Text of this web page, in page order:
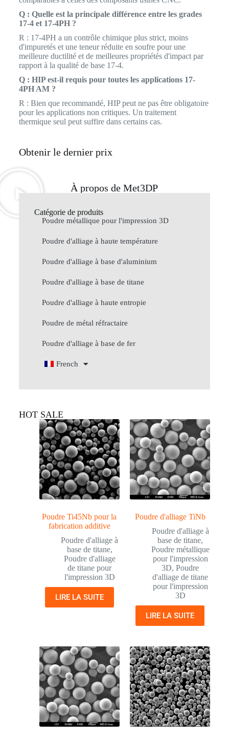
Q : Quelle est la principale différence entre les grades
17-4 et 17-4PH ?
R : 17-4PH a un contrôle chimique plus strict, moins
d'impuretés et une teneur réduite en soufre pour une
meilleure ductilité et de meilleures propriétés d'impact par
rapport à la qualité de base 17-4.
Q : HIP est-il requis pour toutes les applications 17-
4PH AM ?
R : Bien que recommandé, HIP peut ne pas être obligatoire
pour les applications non critiques. Un traitement
thermique seul peut suffire dans certains cas.
Obtenir le dernier prix
À propos de Met3DP
Catégorie de produits
Poudre métallique pour l'impression 3D
Poudre d'alliage à haute température
Poudre d'alliage à base d'aluminium
Poudre d'alliage à base de titane
Poudre d'alliage à haute entropie
Poudre de métal réfractaire
Poudre d'alliage à base de fer
French
HOT SALE
Poudre Ti45Nb pour la
fabrication additive
Poudre d'alliage à
base de titane,
Poudre d'alliage
de titane pour
l'impression 3D
LIRE LA SUITE
Poudre d'alliage TiNb
Poudre d'alliage à
base de titane,
Poudre métallique
pour l'impression
3D,Poudre
d'alliage de titane
pour l'impression
3D
LIRE LA SUITE